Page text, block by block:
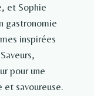
et Sophie
gastronomie
inspirées
pour une
savoureuse.